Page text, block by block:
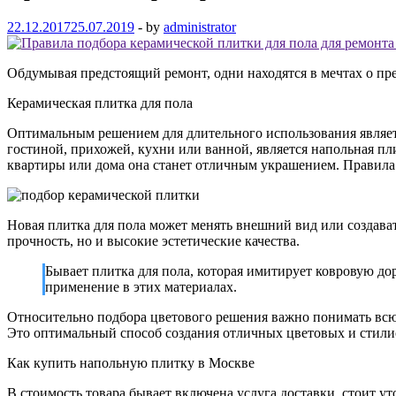
22.12.201725.07.2019 - by administrator
Обдумывая предстоящий ремонт, одни находятся в мечтах о
Керамическая плитка для пола
Оптимальным решением для длительного использования
гостиной, прихожей, кухни или ванной, является напольная
квартиры или дома она станет отличным украшением.
Новая плитка для пола может менять внешний вид или
прочность, но и высокие эстетические качества.
Бывает плитка для пола, которая имитирует ковровую
применение в этих материалах.
Относительно подбора цветового решения важно понимать
Это оптимальный способ создания отличных цветовых и
Как купить напольную плитку в Москве
В стоимость товара бывает включена услуга доставки, стоит